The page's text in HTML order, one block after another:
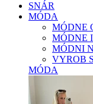
SNÁR
MÓDA
MÓDNE
MÓDNE
MÓDNI
VYROB
MÓDA